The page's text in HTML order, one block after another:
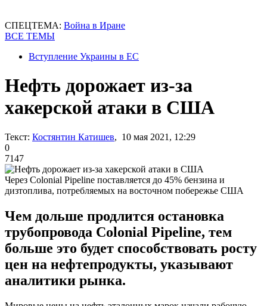
СПЕЦТЕМА: Война в Иране
ВСЕ ТЕМЫ
Вступление Украины в ЕС
Нефть дорожает из-за
хакерской атаки в США
Текст: Костянтин Катишев, 10 мая 2021, 12:29
0
7147
Через Colonial Pipeline поставляется до 45% бензина и
дизтоплива, потребляемых на восточном побережье США
Чем дольше продлится остановка
трубопровода Colonial Pipeline, тем
больше это будет способствовать росту
цен на нефтепродукты, указывают
аналитики рынка.